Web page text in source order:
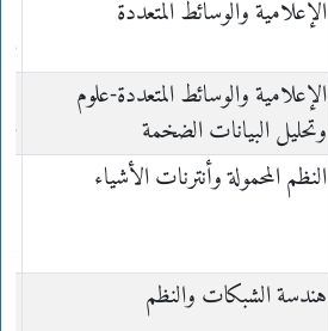
الإعلامية والوسائط المتعددة
الإعلامية والوسائط المتعددة-علوم
وتحليل البيانات الضخمة
النظم المحمولة وأنترنات الأشياء
هندسة الشبكات والنظم